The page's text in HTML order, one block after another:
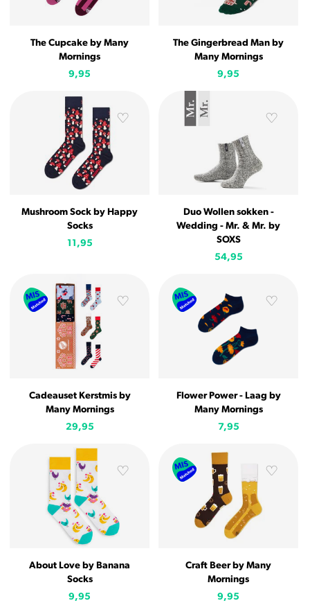
The Cupcake by Many
Mornings
9,95
The Gingerbread Man by
Many Mornings
9,95
Mushroom Sock by Happy
Socks
11,95
Duo Wollen sokken -
Wedding - Mr. & Mr. by
SOXS
54,95
Cadeauset Kerstmis by
Many Mornings
29,95
Flower Power - Laag by
Many Mornings
7,95
About Love by Banana
Socks
9,95
Craft Beer by Many
Mornings
9,95